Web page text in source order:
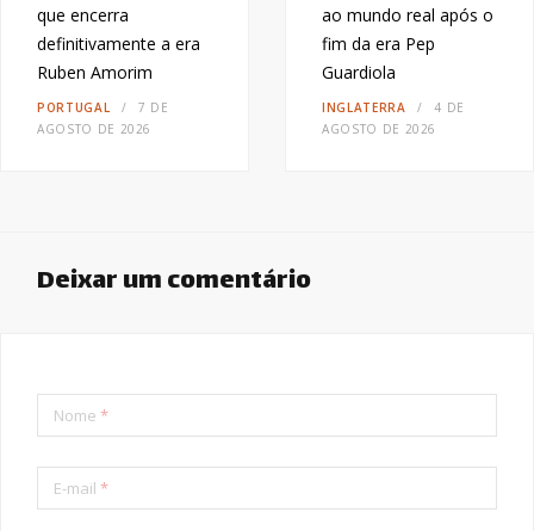
que encerra
definitivamente a era
Ruben Amorim
PORTUGAL
7 DE
AGOSTO DE 2026
ao mundo real após o
fim da era Pep
Guardiola
INGLATERRA
4 DE
AGOSTO DE 2026
Deixar um comentário
Nome *
E-mail *